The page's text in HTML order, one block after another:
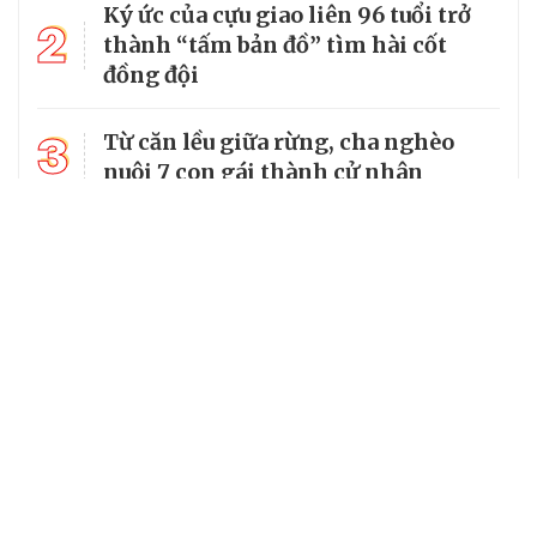
2
Ký ức của cựu giao liên 96 tuổi trở
thành “tấm bản đồ” tìm hài cốt
đồng đội
3
Từ căn lều giữa rừng, cha nghèo
nuôi 7 con gái thành cử nhân